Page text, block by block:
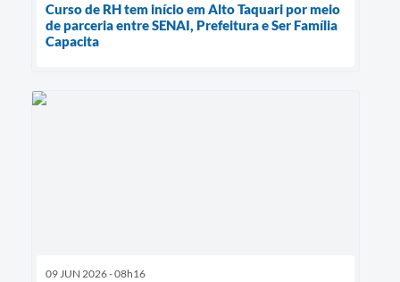
Curso de RH tem início em Alto Taquari por meio
de parceria entre SENAI, Prefeitura e Ser Família
Capacita
09 JUN 2026 - 08h16